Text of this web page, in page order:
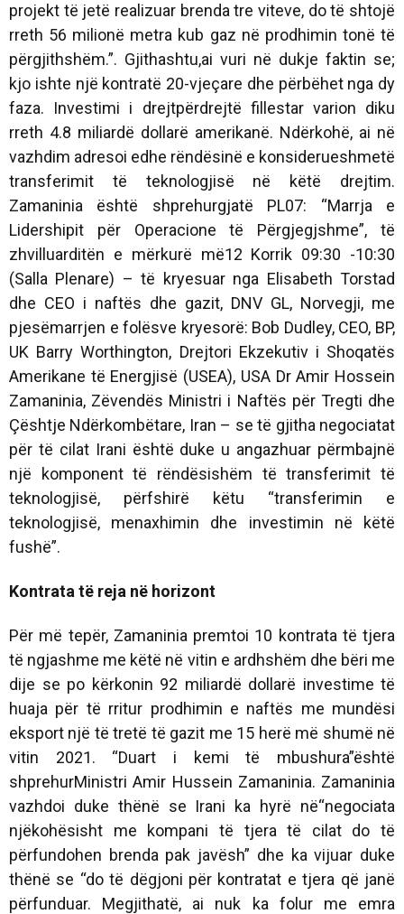
projekt të jetë realizuar brenda tre viteve, do të shtojë
rreth 56 milionë metra kub gaz në prodhimin tonë të
përgjithshëm.”. Gjithashtu,ai vuri në dukje faktin se;
kjo ishte një kontratë 20-vjeçare dhe përbëhet nga dy
faza. Investimi i drejtpërdrejtë fillestar varion diku
rreth 4.8 miliardë dollarë amerikanë. Ndërkohë, ai në
vazhdim adresoi edhe rëndësinë e konsiderueshmetë
transferimit të teknologjisë në këtë drejtim.
Zamaninia është shprehurgjatë PL07: “Marrja e
Lidershipit për Operacione të Përgjegjshme”, të
zhvilluarditën e mërkurë më12 Korrik 09:30 -10:30
(Salla Plenare) – të kryesuar nga Elisabeth Torstad
dhe CEO i naftës dhe gazit, DNV GL, Norvegji, me
pjesëmarrjen e folësve kryesorë: Bob Dudley, CEO, BP,
UK Barry Worthington, Drejtori Ekzekutiv i Shoqatës
Amerikane të Energjisë (USEA), USA Dr Amir Hossein
Zamaninia, Zëvendës Ministri i Naftës për Tregti dhe
Çështje Ndërkombëtare, Iran – se të gjitha negociatat
për të cilat Irani është duke u angazhuar përmbajnë
një komponent të rëndësishëm të transferimit të
teknologjisë, përfshirë këtu “transferimin e
teknologjisë, menaxhimin dhe investimin në këtë
fushë”.
Kontrata të reja në horizont
Për më tepër, Zamaninia premtoi 10 kontrata të tjera
të ngjashme me këtë në vitin e ardhshëm dhe bëri me
dije se po kërkonin 92 miliardë dollarë investime të
huaja për të rritur prodhimin e naftës me mundësi
eksport një të tretë të gazit me 15 herë më shumë në
vitin 2021. “Duart i kemi të mbushura”është
shprehurMinistri Amir Hussein Zamaninia. Zamaninia
vazhdoi duke thënë se Irani ka hyrë në“negociata
njëkohësisht me kompani të tjera të cilat do të
përfundohen brenda pak javësh” dhe ka vijuar duke
thënë se “do të dëgjoni për kontratat e tjera që janë
përfunduar. Megjithatë, ai nuk ka folur me emra